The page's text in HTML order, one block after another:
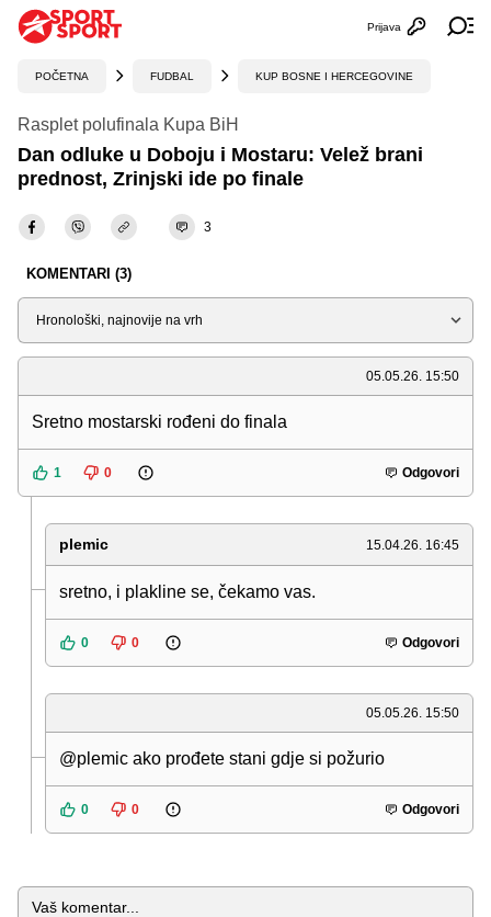
Otvori
Prijava
POČETNA FUDBAL KUP BOSNE I HERCEGOVINE
Rasplet polufinala Kupa BiH
Dan odluke u Doboju i Mostaru: Velež brani
prednost, Zrinjski ide po finale
3
KOMENTARI (3)
Sortiraj
05.05.26. 15:50
Sretno mostarski rođeni do finala
1 0 Odgovori
plemic 15.04.26. 16:45
sretno, i plakline se, čekamo vas.
0 0 Odgovori
05.05.26. 15:50
@plemic ako prođete stani gdje si požurio
0 0 Odgovori
Komentar